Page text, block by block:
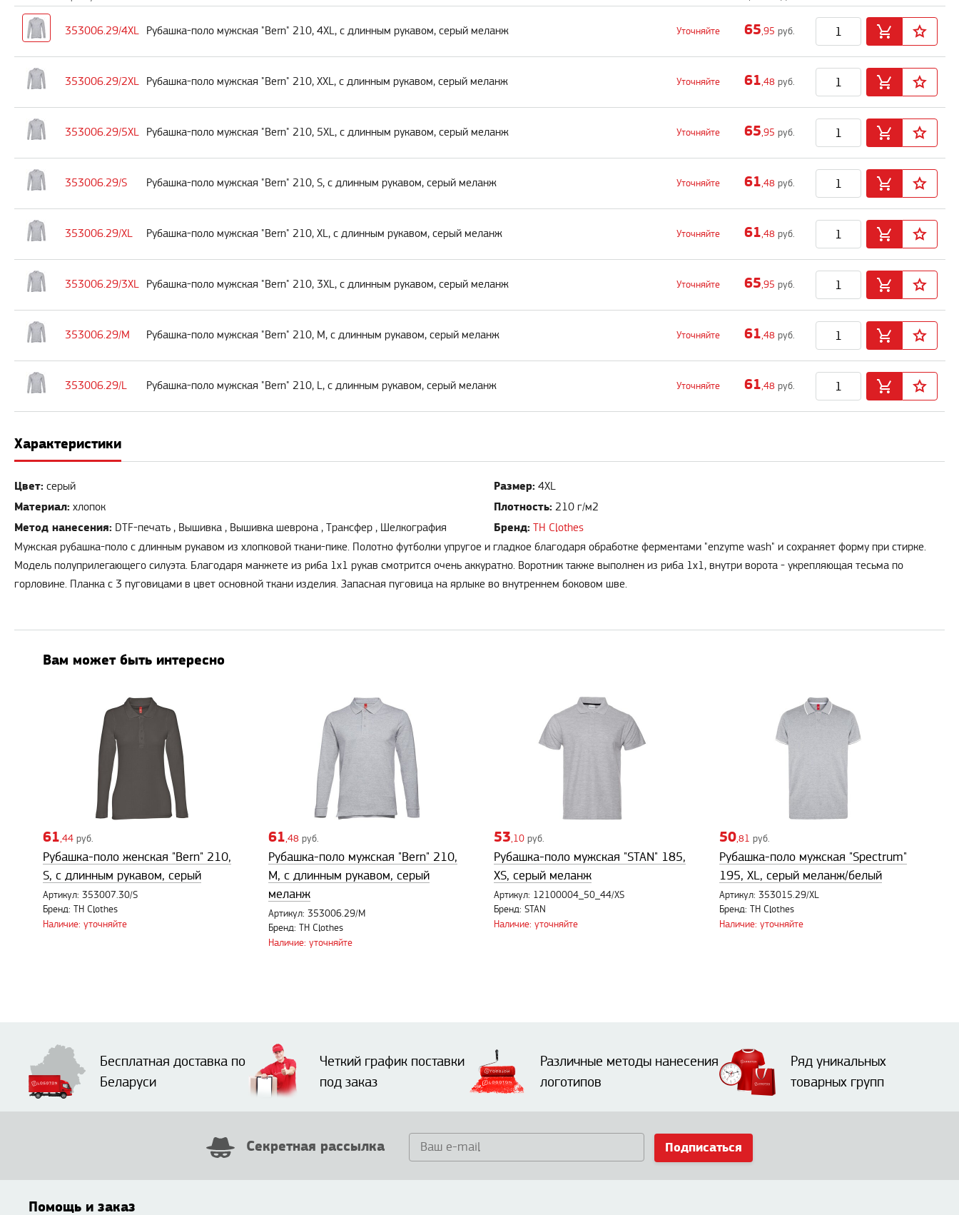
353006.29/4XL Рубашка-поло мужская "Bern" 210, 4XL, с длинным рукавом, серый меланж Уточняйте 65,95 руб.
353006.29/2XL Рубашка-поло мужская "Bern" 210, XXL, с длинным рукавом, серый меланж Уточняйте 61,48 руб.
353006.29/5XL Рубашка-поло мужская "Bern" 210, 5XL, с длинным рукавом, серый меланж Уточняйте 65,95 руб.
353006.29/S Рубашка-поло мужская "Bern" 210, S, с длинным рукавом, серый меланж Уточняйте 61,48 руб.
353006.29/XL Рубашка-поло мужская "Bern" 210, XL, с длинным рукавом, серый меланж Уточняйте 61,48 руб.
353006.29/3XL Рубашка-поло мужская "Bern" 210, 3XL, с длинным рукавом, серый меланж Уточняйте 65,95 руб.
353006.29/M Рубашка-поло мужская "Bern" 210, M, с длинным рукавом, серый меланж Уточняйте 61,48 руб.
353006.29/L Рубашка-поло мужская "Bern" 210, L, с длинным рукавом, серый меланж Уточняйте 61,48 руб.
Характеристики
Цвет: серый
Материал: хлопок
Метод нанесения: DTF-печать , Вышивка , Вышивка шеврона , Трансфер , Шелкография
Размер: 4XL
Плотность: 210 г/м2
Бренд: TH Clothes
Мужская рубашка-поло с длинным рукавом из хлопковой ткани-пике. Полотно футболки упругое и гладкое благодаря обработке ферментами "enzyme wash" и сохраняет форму при стирке.
Модель полуприлегающего силуэта. Благодаря манжете из риба 1х1 рукав смотрится очень аккуратно. Воротник также выполнен из риба 1х1, внутри ворота - укрепляющая тесьма по
горловине. Планка с 3 пуговицами в цвет основной ткани изделия. Запасная пуговица на ярлыке во внутреннем боковом шве.
Вам может быть интересно
61,44 руб.
Рубашка-поло женская "Bern" 210,
S, с длинным рукавом, серый
Артикул: 353007.30/S
Бренд: TH Clothes
Наличие: уточняйте
61,48 руб.
Рубашка-поло мужская "Bern" 210,
M, с длинным рукавом, серый
меланж
Артикул: 353006.29/M
Бренд: TH Clothes
Наличие: уточняйте
53,10 руб.
Рубашка-поло мужская "STAN" 185,
XS, серый меланж
Артикул: 12100004_50_44/XS
Бренд: STAN
Наличие: уточняйте
50,81 руб.
Рубашка-поло мужская "Spectrum"
195, XL, серый меланж/белый
Артикул: 353015.29/XL
Бренд: TH Clothes
Наличие: уточняйте
Бесплатная доставка по
Беларуси
Четкий график поставки
под заказ
Различные методы нанесения
логотипов
Ряд уникальных
товарных групп
Секретная рассылка Подписаться
Помощь и заказ